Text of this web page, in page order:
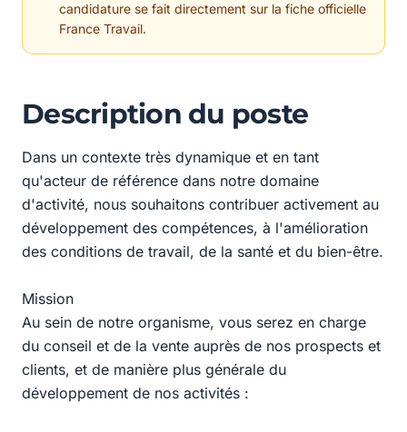
candidature se fait directement sur la fiche officielle
France Travail.
Description du poste
Dans un contexte très dynamique et en tant
qu'acteur de référence dans notre domaine
d'activité, nous souhaitons contribuer activement au
développement des compétences, à l'amélioration
des conditions de travail, de la santé et du bien-être.
Mission
Au sein de notre organisme, vous serez en charge
du conseil et de la vente auprès de nos prospects et
clients, et de manière plus générale du
développement de nos activités :